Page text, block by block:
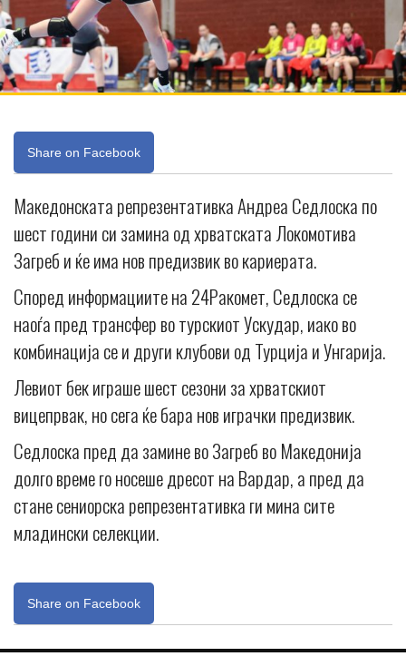
Share on Facebook
Македонската репрезентативка Андреа Седлоска по
шест години си замина од хрватската Локомотива
Загреб и ќе има нов предизвик во кариерата.
Според информациите на 24Ракомет, Седлоска се
наоѓа пред трансфер во турскиот Ускудар, иако во
комбинација се и други клубови од Турција и Унгарија.
Левиот бек играше шест сезони за хрватскиот
вицепрвак, но сега ќе бара нов играчки предизвик.
Седлоска пред да замине во Загреб во Македонија
долго време го носеше дресот на Вардар, а пред да
стане сениорска репрезентативка ги мина сите
младински селекции.
Share on Facebook